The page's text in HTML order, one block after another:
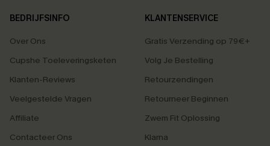
BEDRIJFSINFO
Over Ons
Cupshe Toeleveringsketen
Klanten-Reviews
Veelgestelde Vragen
Affiliate
Contacteer Ons
KLANTENSERVICE
Gratis Verzending op 79€+
Volg Je Bestelling
Retourzendingen
Retourneer Beginnen
Zwem Fit Oplossing
Klarna